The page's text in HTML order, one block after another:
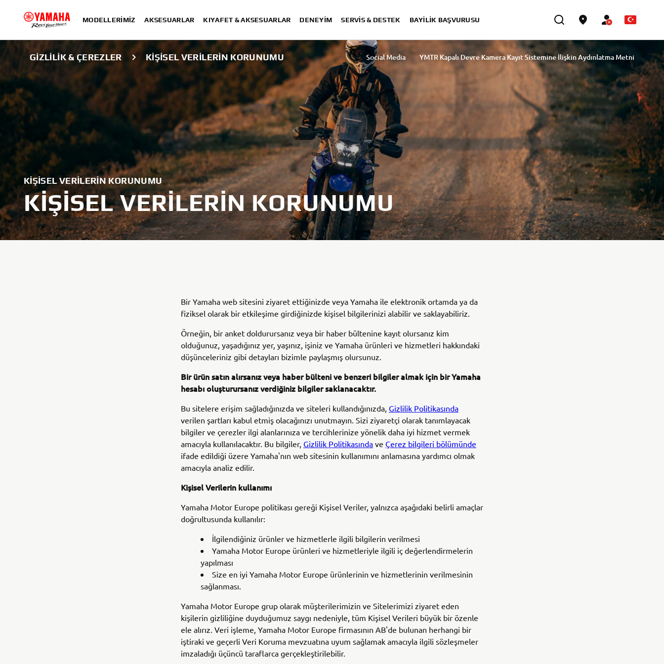
MODELLERIMIZ AKSESUARLAR KIYAFET & AKSESUARLAR DENEYIM SERVIS & DESTEK BAYİLİK BAŞVURUSU
GIZLILIK & ÇEREZLER KIŞISEL VERILERIN KORUNUMU Social Media YMTR Kapalı Devre Kamera Kayıt Sistemine İlişkin Aydınlatma Metni
KIŞISEL VERILERIN KORUNUMU
KIŞISEL VERILERIN KORUNUMU
Bir Yamaha web sitesini ziyaret ettiğinizde veya Yamaha ile elektronik ortamda ya da
fiziksel olarak bir etkileşime girdiğinizde kişisel bilgilerinizi alabilir ve saklayabiliriz.
Örneğin, bir anket doldurursanız veya bir haber bültenine kayıt olursanız kim
olduğunuz, yaşadığınız yer, yaşınız, işiniz ve Yamaha ürünleri ve hizmetleri hakkındaki
düşünceleriniz gibi detayları bizimle paylaşmış olursunuz.
Bir ürün satın alırsanız veya haber bülteni ve benzeri bilgiler almak için bir Yamaha
hesabı oluşturursanız verdiğiniz bilgiler saklanacaktır.
Bu sitelere erişim sağladığınızda ve siteleri kullandığınızda, Gizlilik Politikasında
verilen şartları kabul etmiş olacağınızı unutmayın. Sizi ziyaretçi olarak tanımlayacak
bilgiler ve çerezler ilgi alanlarınıza ve tercihlerinize yönelik daha iyi hizmet vermek
amacıyla kullanılacaktır. Bu bilgiler, Gizlilik Politikasında ve Çerez bilgileri bölümünde
ifade edildiği üzere Yamaha'nın web sitesinin kullanımını anlamasına yardımcı olmak
amacıyla analiz edilir.
Kişisel Verilerin kullanımı
Yamaha Motor Europe politikası gereği Kişisel Veriler, yalnızca aşağıdaki belirli amaçlar
doğrultusunda kullanılır:
İlgilendiğiniz ürünler ve hizmetlerle ilgili bilgilerin verilmesi
Yamaha Motor Europe ürünleri ve hizmetleriyle ilgili iç değerlendirmelerin
yapılması
Size en iyi Yamaha Motor Europe ürünlerinin ve hizmetlerinin verilmesinin
sağlanması.
Yamaha Motor Europe grup olarak müşterilerimizin ve Sitelerimizi ziyaret eden
kişilerin gizliliğine duyduğumuz saygı nedeniyle, tüm Kişisel Verileri büyük bir özenle
ele alırız. Veri işleme, Yamaha Motor Europe firmasının AB'de bulunan herhangi bir
iştiraki ve geçerli Veri Koruma mevzuatına uyum sağlamak amacıyla ilgili sözleşmeler
imzaladığı üçüncü taraflarca gerçekleştirilebilir.